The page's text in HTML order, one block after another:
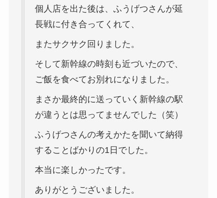
個人店を出た後は、ふうげつさんが延
長戦に付き合ってくれて、
またサクサク回りました。
そして新幹線の時刻も近づいたので、
ご飯を食べてお別れになりました。
まさか最終的に送っていく新幹線の駅
が違うとは思ってませんでした（笑）
ふうげつさんの考えかたを聞いて納得
することばかりの1日でした。
本当に楽しかったです。
ありがとうございました。